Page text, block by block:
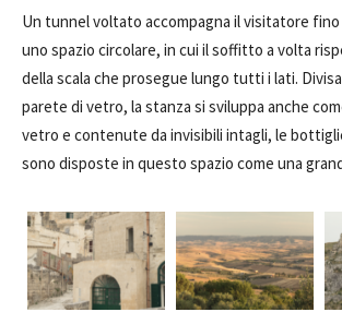
Un tunnel voltato accompagna il visitatore fino
uno spazio circolare, in cui il soffitto a volta
della scala che prosegue lungo tutti i lati.
parete di vetro, la stanza si sviluppa anche
vetro e contenute da invisibili intagli, le
sono disposte in questo spazio come una